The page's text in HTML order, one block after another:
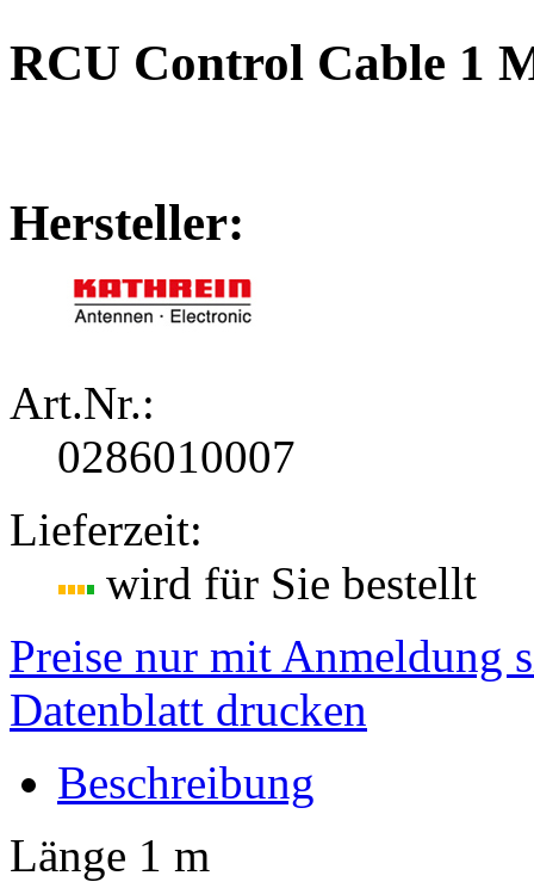
RCU Control Cable 1
Hersteller:
Art.Nr.:
0286010007
Lieferzeit:
wird für Sie bestellt
Preise nur mit Anmeldung
Datenblatt drucken
Beschreibung
Länge 1 m